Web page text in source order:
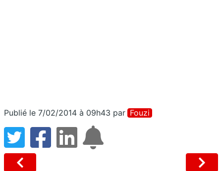
Publié le 7/02/2014 à 09h43 par Fouzi